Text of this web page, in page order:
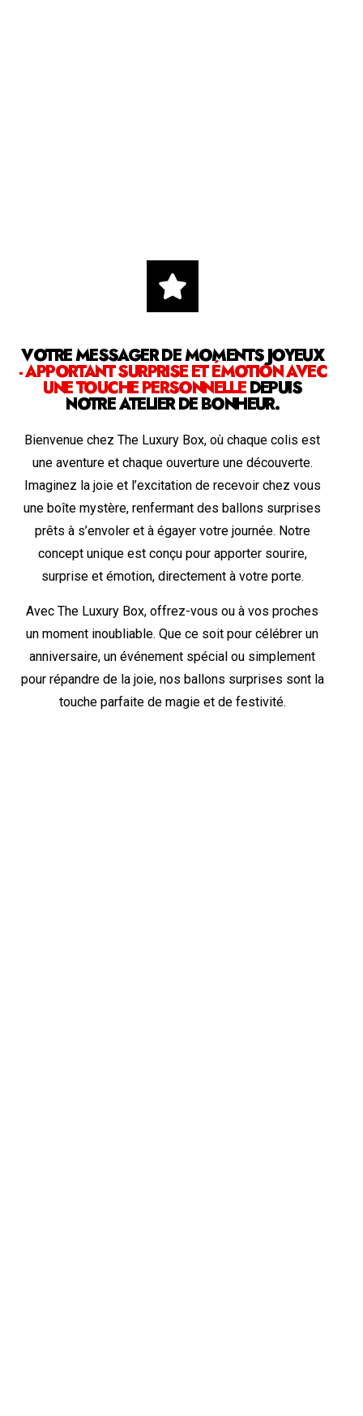
VOTRE MESSAGER DE MOMENTS JOYEUX
- APPORTANT SURPRISE ET ÉMOTION AVEC
UNE TOUCHE PERSONNELLEDEPUIS
NOTRE ATELIER DE BONHEUR.
Bienvenue chez The Luxury Box, où chaque colis est
une aventure et chaque ouverture une découverte.
Imaginez la joie et l’excitation de recevoir chez vous
une boîte mystère, renfermant des ballons surprises
prêts à s’envoler et à égayer votre journée. Notre
concept unique est conçu pour apporter sourire,
surprise et émotion, directement à votre porte.
Avec The Luxury Box, offrez-vous ou à vos proches
un moment inoubliable. Que ce soit pour célébrer un
anniversaire, un événement spécial ou simplement
pour répandre de la joie, nos ballons surprises sont la
touche parfaite de magie et de festivité.